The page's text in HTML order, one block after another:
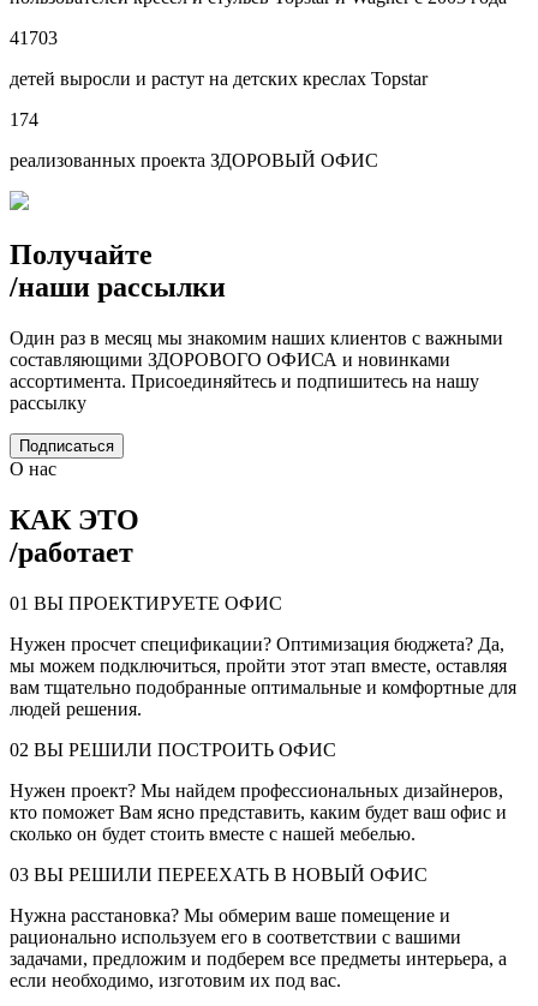
41703
детей выросли и растут на детских креслах Topstar
174
реализованных проекта ЗДОРОВЫЙ ОФИС
Получайте
/наши рассылки
Один раз в месяц мы знакомим наших клиентов с важными
составляющими ЗДОРОВОГО ОФИСА и новинками
ассортимента. Присоединяйтесь и подпишитесь на нашу
рассылку
Подписаться
О нас
КАК ЭТО
/работает
01 ВЫ ПРОЕКТИРУЕТЕ ОФИС
Нужен просчет спецификации? Оптимизация бюджета? Да,
мы можем подключиться, пройти этот этап вместе, оставляя
вам тщательно подобранные оптимальные и комфортные для
людей решения.
02 ВЫ РЕШИЛИ ПОСТРОИТЬ ОФИС
Нужен проект? Мы найдем профессиональных дизайнеров,
кто поможет Вам ясно представить, каким будет ваш офис и
сколько он будет стоить вместе с нашей мебелью.
03 ВЫ РЕШИЛИ ПЕРЕЕХАТЬ В НОВЫЙ ОФИС
Нужна расстановка? Мы обмерим ваше помещение и
рационально используем его в соответствии с вашими
задачами, предложим и подберем все предметы интерьера, а
если необходимо, изготовим их под вас.